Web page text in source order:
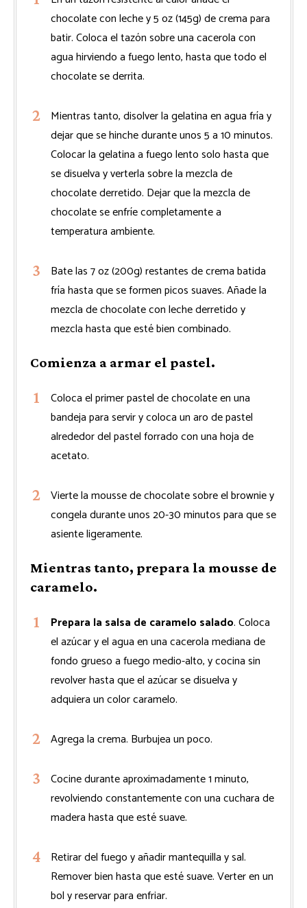
chocolate con leche y 5 oz (145g) de crema para
batir. Coloca el tazón sobre una cacerola con
agua hirviendo a fuego lento, hasta que todo el
chocolate se derrita.
Mientras tanto, disolver la gelatina en agua fría y
dejar que se hinche durante unos 5 a 10 minutos.
Colocar la gelatina a fuego lento solo hasta que
se disuelva y verterla sobre la mezcla de
chocolate derretido. Dejar que la mezcla de
chocolate se enfríe completamente a
temperatura ambiente.
Bate las 7 oz (200g) restantes de crema batida
fría hasta que se formen picos suaves. Añade la
mezcla de chocolate con leche derretido y
mezcla hasta que esté bien combinado.
Comienza a armar el pastel.
Coloca el primer pastel de chocolate en una
bandeja para servir y coloca un aro de pastel
alrededor del pastel forrado con una hoja de
acetato.
Vierte la mousse de chocolate sobre el brownie y
congela durante unos 20-30 minutos para que se
asiente ligeramente.
Mientras tanto, prepara la mousse de
caramelo.
Prepara la salsa de caramelo salado. Coloca
el azúcar y el agua en una cacerola mediana de
fondo grueso a fuego medio-alto, y cocina sin
revolver hasta que el azúcar se disuelva y
adquiera un color caramelo.
Agrega la crema. Burbujea un poco.
Cocine durante aproximadamente 1 minuto,
revolviendo constantemente con una cuchara de
madera hasta que esté suave.
Retirar del fuego y añadir mantequilla y sal.
Remover bien hasta que esté suave. Verter en un
bol y reservar para enfriar.